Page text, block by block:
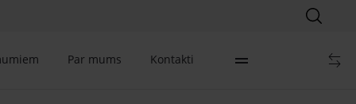
Par mums Kontakti